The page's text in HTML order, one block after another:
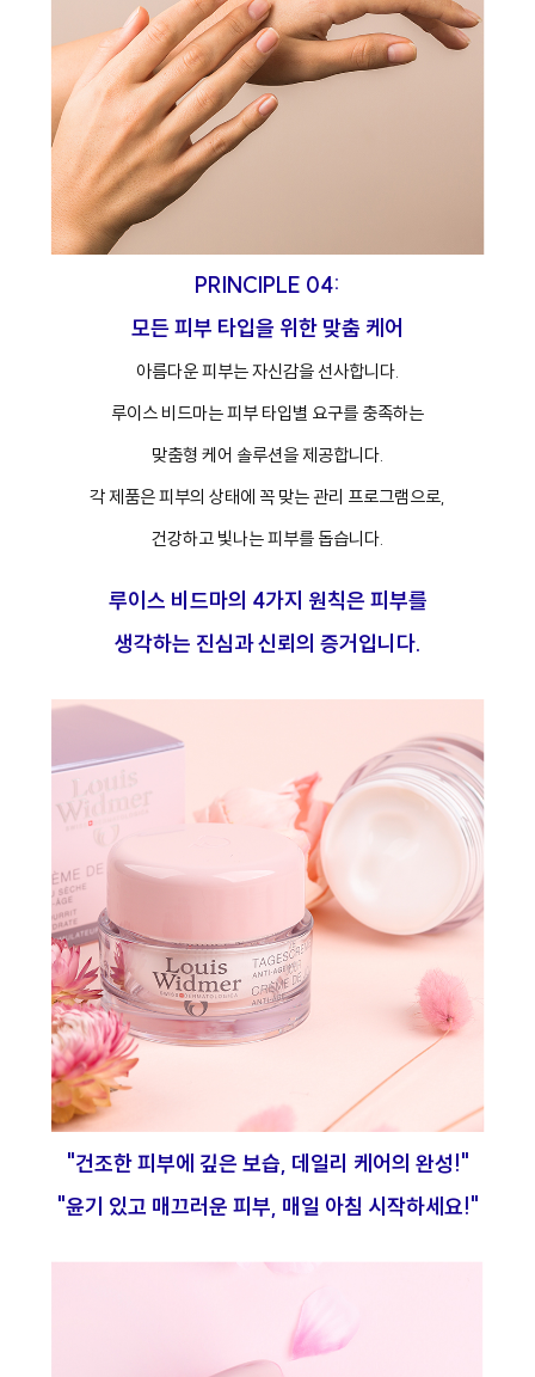
PRINCIPLE 04:
모든 피부 타입을 위한 맞춤 케어
아름다운 피부는 자신감을 선사합니다.
루이스 비드마는 피부 타입별 요구를 충족하는
맞춤형 케어 솔루션을 제공합니다.
각 제품은 피부의 상태에 꼭 맞는 관리 프로그램으로,
건강하고 빛나는 피부를 돕습니다.
루이스 비드마의 4가지 원칙은 피부를
생각하는 진심과 신뢰의 증거입니다.
"건조한 피부에 깊은 보습, 데일리 케어의 완성!"
"윤기 있고 매끄러운 피부, 매일 아침 시작하세요!"